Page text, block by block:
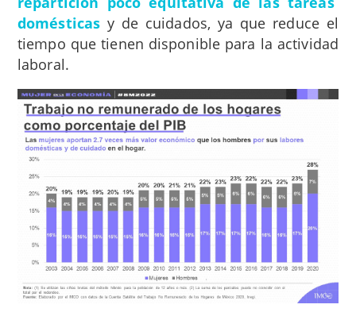
domésticas y de cuidados, ya que reduce el
tiempo que tienen disponible para la actividad
laboral.